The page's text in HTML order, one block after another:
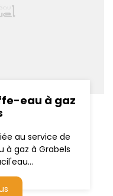
eau à gaz
au service de
gaz à Grabels